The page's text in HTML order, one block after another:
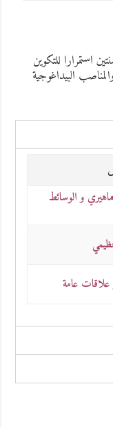
استمرارا للتكوين
البيداغوجية
و الوسائط
عامة